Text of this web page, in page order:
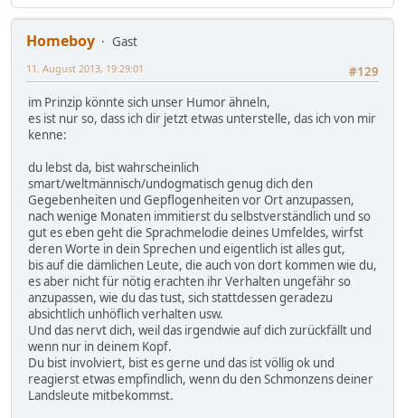
Homeboy
Gast
#129
11. August 2013, 19:29:01
im Prinzip könnte sich unser Humor ähneln,
es ist nur so, dass ich dir jetzt etwas unterstelle, das ich von mir
kenne:
du lebst da, bist wahrscheinlich
smart/weltmännisch/undogmatisch genug dich den
Gegebenheiten und Gepflogenheiten vor Ort anzupassen,
nach wenige Monaten immitierst du selbstverständlich und so
gut es eben geht die Sprachmelodie deines Umfeldes, wirfst
deren Worte in dein Sprechen und eigentlich ist alles gut,
bis auf die dämlichen Leute, die auch von dort kommen wie du,
es aber nicht für nötig erachten ihr Verhalten ungefähr so
anzupassen, wie du das tust, sich stattdessen geradezu
absichtlich unhöflich verhalten usw.
Und das nervt dich, weil das irgendwie auf dich zurückfällt und
wenn nur in deinem Kopf.
Du bist involviert, bist es gerne und das ist völlig ok und
reagierst etwas empfindlich, wenn du den Schmonzens deiner
Landsleute mitbekommst.